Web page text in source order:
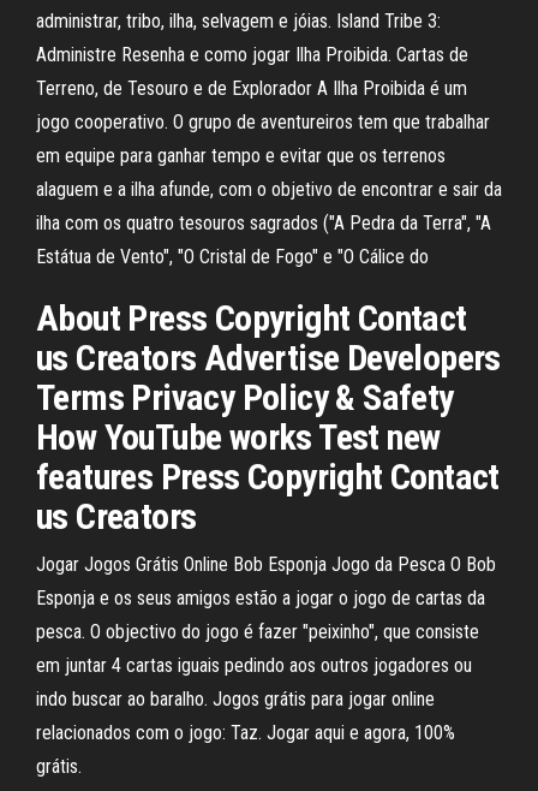
administrar, tribo, ilha, selvagem e jóias. Island Tribe 3:
Administre Resenha e como jogar Ilha Proibida. Cartas de
Terreno, de Tesouro e de Explorador A Ilha Proibida é um
jogo cooperativo. O grupo de aventureiros tem que trabalhar
em equipe para ganhar tempo e evitar que os terrenos
alaguem e a ilha afunde, com o objetivo de encontrar e sair da
ilha com os quatro tesouros sagrados ("A Pedra da Terra", "A
Estátua de Vento", "O Cristal de Fogo" e "O Cálice do
About Press Copyright Contact
us Creators Advertise Developers
Terms Privacy Policy & Safety
How YouTube works Test new
features Press Copyright Contact
us Creators
Jogar Jogos Grátis Online Bob Esponja Jogo da Pesca O Bob
Esponja e os seus amigos estão a jogar o jogo de cartas da
pesca. O objectivo do jogo é fazer "peixinho", que consiste
em juntar 4 cartas iguais pedindo aos outros jogadores ou
indo buscar ao baralho. Jogos grátis para jogar online
relacionados com o jogo: Taz. Jogar aqui e agora, 100%
grátis.